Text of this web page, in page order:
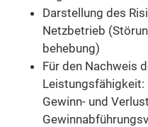
Darstellung des
Netzbetrieb
behebung)
Für den Nachweis
Leistungsfähigkeit:
Gewinn- und